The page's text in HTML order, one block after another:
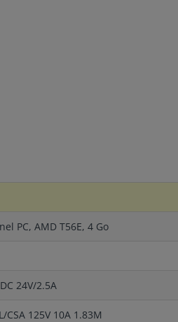
PC, AMD T56E, 4 Go
24V/2.5A
125V 10A 1.83M